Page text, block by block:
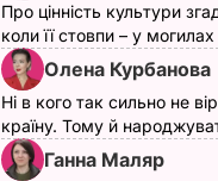
Про цінність культури
коли її стовпи – у могилах
Олена Курбанова
Ні в кого так сильно не
країну. Тому й
Ганна Маляр